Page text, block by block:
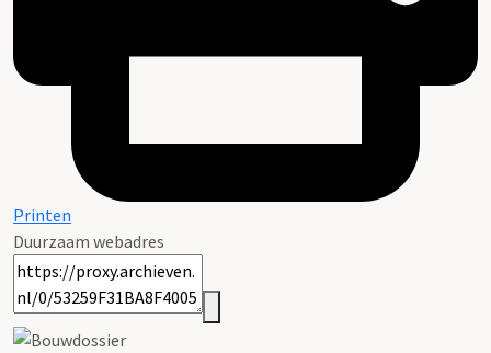
Printen
Duurzaam webadres